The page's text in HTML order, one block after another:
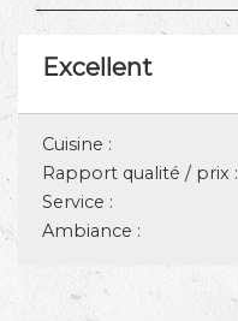
Excellent
Cuisine :
Rapport qualité / prix :
Service :
Ambiance :